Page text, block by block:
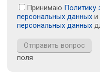
Принимаю Политику
персональных данных и
персональных данных
поля